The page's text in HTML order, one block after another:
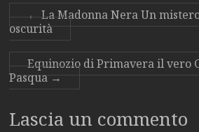
←La Madonna Nera Un
oscurità
Equinozio di Primavera il vero
Pasqua→
Lascia un commento